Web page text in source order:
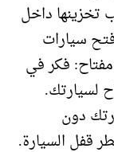
تخزينها داخل
سيارات
بدون مفتاح: فكر في
لسيارتك.
دون
قفل السيارة.